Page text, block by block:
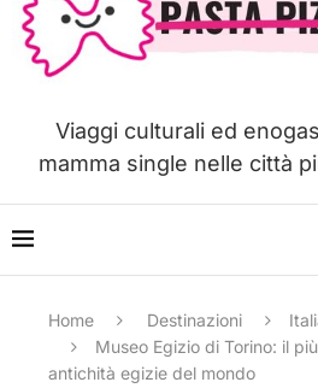
Viaggi culturali ed
mamma single nelle città
Home Destinazioni
Museo Egizio di Torino: il
antichità egizie del mondo